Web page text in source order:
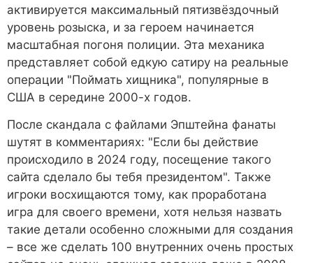
активируется максимальный пятизвёздочный
уровень розыска, и за героем начинается
масштабная погоня полиции. Эта механика
представляет собой едкую сатиру на реальные
операции "Поймать хищника", популярные в
США в середине 2000-х годов.
После скандала с файлами Эпштейна фанаты
шутят в комментариях: "Если бы действие
происходило в 2024 году, посещение такого
сайта сделало бы тебя президентом". Также
игроки восхищаются тому, как проработана
игра для своего времени, хотя нельзя назвать
такие детали особенно сложными для создания
– все же сделать 100 внутренних очень простых